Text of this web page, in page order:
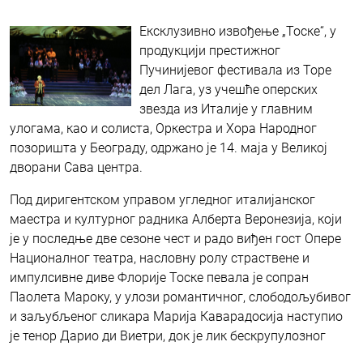
Ексклузивно извођење „Тоске“, у
продукцији престижног
Пучинијевог фестивала из Торе
дел Лага, уз учешће оперских
звезда из Италије у главним
улогама, као и солиста, Оркестра и Хора Народног
позоришта у Београду, одржано је 14. маја у Великој
дворани Сава центра.
Под диригентском управом угледног италијанског
маестра и културног радника Алберта Веронезија, који
је у последње две сезоне чест и радо виђен гост Опере
Националног театра, насловну ролу страствене и
импулсивне диве Флорије Тоске певала је сопран
Паолета Мароку, у улози романтичног, слободољубивог
и заљубљеног сликара Марија Каварадосија наступио
је тенор Дарио ди Виетри, док је лик бескрупулозног